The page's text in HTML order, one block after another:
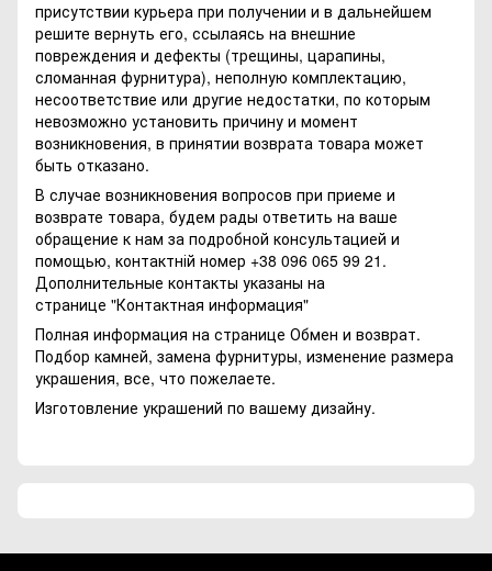
присутствии курьера при получении и в дальнейшем
решите вернуть его, ссылаясь на внешние
повреждения и дефекты (трещины, царапины,
сломанная фурнитура), неполную комплектацию,
несоответствие или другие недостатки, по которым
невозможно установить причину и момент
возникновения, в принятии возврата товара может
быть отказано.
В случае возникновения вопросов при приеме и
возврате товара, будем рады ответить на ваше
обращение к нам за подробной консультацией и
помощью, контактній номер +38 096 065 99 21.
Дополнительные контакты указаны на
странице "Контактная информация"
Полная информация на странице Обмен и возврат.
Подбор камней, замена фурнитуры, изменение размера
украшения, все, что пожелаете.
Изготовление украшений по вашему дизайну.